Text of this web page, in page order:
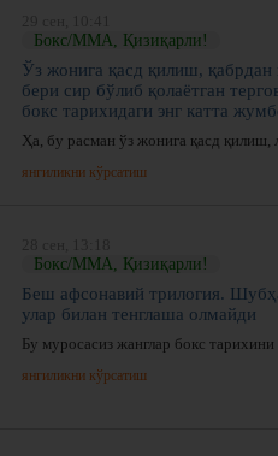
Бокс/ММА, Қизиқарли!
Ўз жонига қасд қилиш, қабрдан
бери сир бўлиб қолаётган
бокс тарихидаги энг катта
Ҳа, бу расман ўз жонига қасд қилиш,
янгиликни кўрсатиш
Бокс/ММА, Қизиқарли!
Беш афсонавий трилогия.
улар билан тенглаша олмайди
Бу муросасиз жанглар бокс
янгиликни кўрсатиш